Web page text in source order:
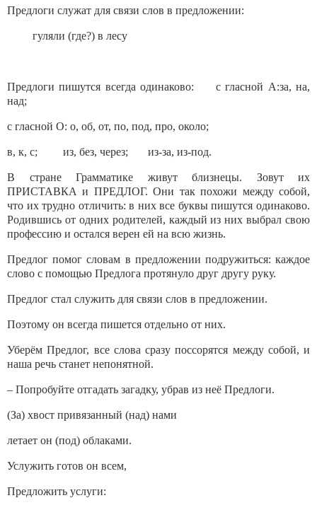
Предлоги служат для связи слов в предложении:
гуляли (где?) в лесу
Предлоги пишутся всегда одинаково: с гласной А:за, на,
над;
с гласной О: о, об, от, по, под, про, около;
в, к, с; из, без, через; из-за, из-под.
В стране Грамматике живут близнецы. Зовут их
ПРИСТАВКА и ПРЕДЛОГ. Они так похожи между собой,
что их трудно отличить: в них все буквы пишутся одинаково.
Родившись от одних родителей, каждый из них выбрал свою
профессию и остался верен ей на всю жизнь.
Предлог помог словам в предложении подружиться: каждое
слово с помощью Предлога протянуло друг другу руку.
Предлог стал служить для связи слов в предложении.
Поэтому он всегда пишется отдельно от них.
Уберём Предлог, все слова сразу поссорятся между собой, и
наша речь станет непонятной.
– Попробуйте отгадать загадку, убрав из неё Предлоги.
(За) хвост привязанный (над) нами
летает он (под) облаками.
Услужить готов он всем,
Предложить услуги: